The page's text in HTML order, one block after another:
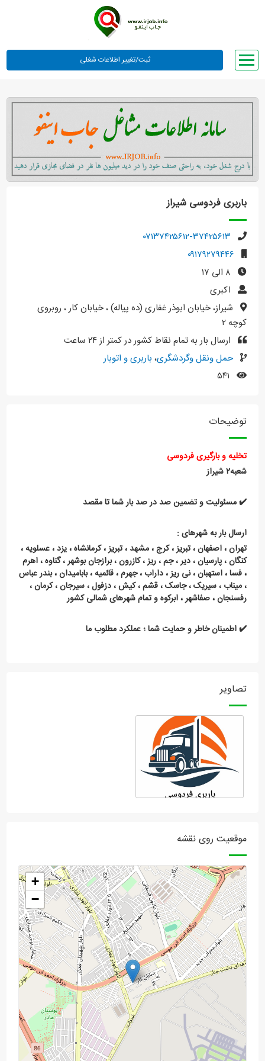
وبلاگ
معرفی ما
تعرفه ها
راهنما
ورود یا عضویت
باربری فردوسی شیراز
۰۷۱۳۷۴۲۵۶۱۲-۳۷۴۲۵۶۱۳
۰۹۱۷۹۲۷۹۴۴۶
اکبری
شیراز، خیابان ابوذر غفاری (ده پیاله) ، خیابان کار ، روبروی
کوچه ۲
ارسال بار به تمام نقاط کشور در کمتر از ۲۴ ساعت
حمل ونقل وگردشگری، باربری و اتوبار
توضیحات
تخلیه و بارگیری فردوسی
شعبه۲ شیراز
✔️ مسئولیت و تضمین صد در صد بار شما تا مقصد
ارسال بار به شهرهای :
تهران ، اصفهان ، تبریز ، کرج ، مشهد ، تبریز ، کرمانشاه ، یزد ، عسلویه ،
کنگان ، پارسیان ، دیر ، جم ، ریز ، کازرون ، برازجان بوشهر ، گناوه ، اهرم
، فسا ، استهبان ، نی ریز ، داراب ، جهرم ، قائمیه ، بابامیدان ، بندر عباس
، میناب ، سیریک ، جاسک ، قشم ، کیش ، دزفول ، سیرجان ، کرمان ،
رفسنجان ، صفاشهر ، ابرکوه و تمام شهرهای شمالی کشور
✔️ اطمینان خاطر و حمایت شما ؛ عملکرد مطلوب ما
تصاویر
موقعیت روی نقشه
+
−